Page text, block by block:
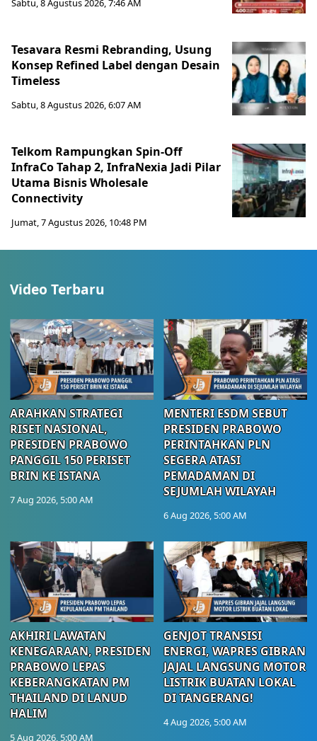
Sabtu, 8 Agustus 2026, 7:46 AM
Tesavara Resmi Rebranding, Usung
Konsep Refined Label dengan Desain
Timeless
Sabtu, 8 Agustus 2026, 6:07 AM
Telkom Rampungkan Spin-Off
InfraCo Tahap 2, InfraNexia Jadi Pilar
Utama Bisnis Wholesale
Connectivity
Jumat, 7 Agustus 2026, 10:48 PM
Video Terbaru
ARAHKAN STRATEGI
RISET NASIONAL,
PRESIDEN PRABOWO
PANGGIL 150 PERISET
BRIN KE ISTANA
7 Aug 2026, 5:00 AM
MENTERI ESDM SEBUT
PRESIDEN PRABOWO
PERINTAHKAN PLN
SEGERA ATASI
PEMADAMAN DI
SEJUMLAH WILAYAH
6 Aug 2026, 5:00 AM
AKHIRI LAWATAN
KENEGARAAN, PRESIDEN
PRABOWO LEPAS
KEBERANGKATAN PM
THAILAND DI LANUD
HALIM
5 Aug 2026, 5:00 AM
GENJOT TRANSISI
ENERGI, WAPRES GIBRAN
JAJAL LANGSUNG MOTOR
LISTRIK BUATAN LOKAL
DI TANGERANG!
4 Aug 2026, 5:00 AM